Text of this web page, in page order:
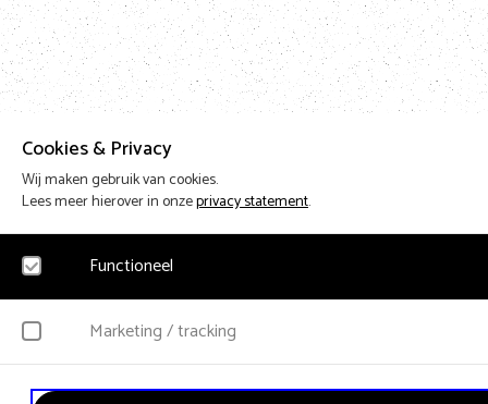
Cookies & Privacy
Wij maken gebruik van cookies.
Lees meer hierover in onzeprivacy statement.
Functioneel
Noodzakelijk
worden geen persoonsgegevens verzameld.
Marketing / tracking
YouTube